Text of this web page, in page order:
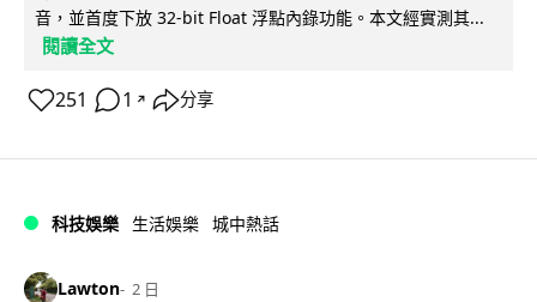
音，並首度下放 32-bit Float 浮點內錄功能。本文經實測其...
閱讀全文
251 1 ↗ 分享
科技娛樂 生活娛樂 城中熱話
Lawton 2 日